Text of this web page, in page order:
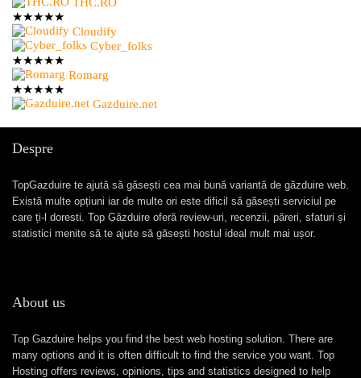
★★★★★
Cloudify
Cyber_folks
★★★★★
Romarg
★★★★★
Gazduire.net
Despre
TopGazduire te ajută să găsești cea mai bună variantă de găzduire web.
Există multe opțiuni iar de multe ori este dificil să găsești serviciul pe
care ți-l doresti. Top Găzduire oferă review-uri, recenzii, păreri, sfaturi și
statistici menite să te ajute să găsești hostul ideal mult mai ușor.
About us
Top Gazduire helps you find the best web hosting solution. There are
many options and it is often difficult to find the service you want. Top
Hosting offers reviews, opinions, tips and statistics designed to help